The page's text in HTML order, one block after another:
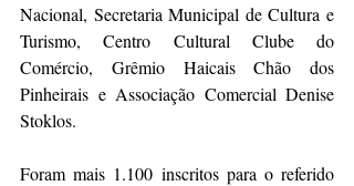
Nacional, Secretaria Municipal de Cultura e
Turismo, Centro Cultural Clube do
Comércio, Grêmio Haicais Chão dos
Pinheirais e Associação Comercial Denise
Stoklos.
Foram mais 1.100 inscritos para o referido